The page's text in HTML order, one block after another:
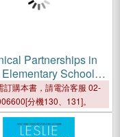
Partnerships in
School
― An Honest
of the Messy
in the Preparation
訂購本書，請電洽客服 02-
分機130、131]。